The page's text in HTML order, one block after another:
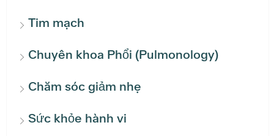
Tim mạch
Chuyên khoa Phổi (Pulmonology)
Chăm sóc giảm nhẹ
Sức khỏe hành vi